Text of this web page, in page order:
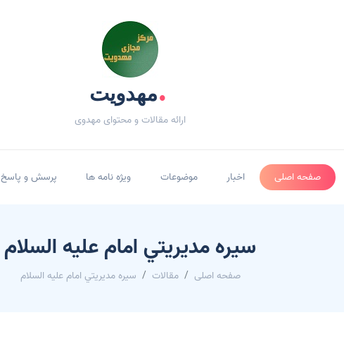
.مهدویت
ارائه مقالات و محتوای مهدوی
صفحه اصلی اخبار موضوعات ویژه نامه ها پرسش و پاسخ
سيره مديريتي امام عليه السلام
صفحه اصلی مقالات سيره مديريتي امام عليه السلام